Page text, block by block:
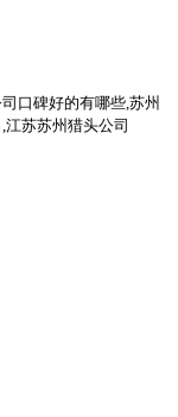
口碑好的有哪些, 苏州
江苏苏州猎头公司